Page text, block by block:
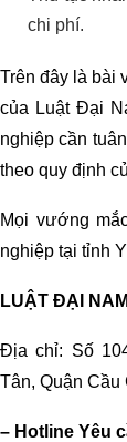
chi phí.
Trên đây là bài
của Luật Đại
nghiệp cần
theo quy định
Mọi vướng
nghiệp tại tỉnh
LUẬT ĐẠI NAM
Địa chỉ: Số
Tân, Quận Cầu
– Hotline Yêu